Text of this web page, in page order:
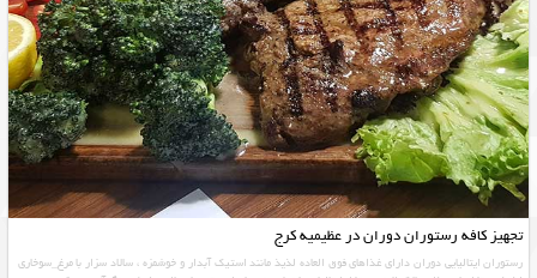
تجهیز کافه رستوران دوران در عظیمیه کرج
رستوران ایتالیایی دوران دارای غذاهای فوق العاده لذیذ مانند استیک آبدار و خوشمزه ، سالاد سزار با مرغ_سوخاری